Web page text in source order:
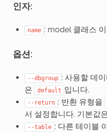
인자:
name : model 클래스
옵션:
--dbgroup : 사용할 데
은
default 입니다.
--return : 반환 유형을
서 설정합니다. 기본값
--table : 다른 테이블